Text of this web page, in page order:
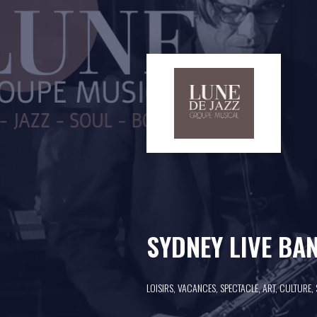
SYDNEY LIVE
LOISIRS, VACANCES, SPECTACLE, ART, CULTURE,